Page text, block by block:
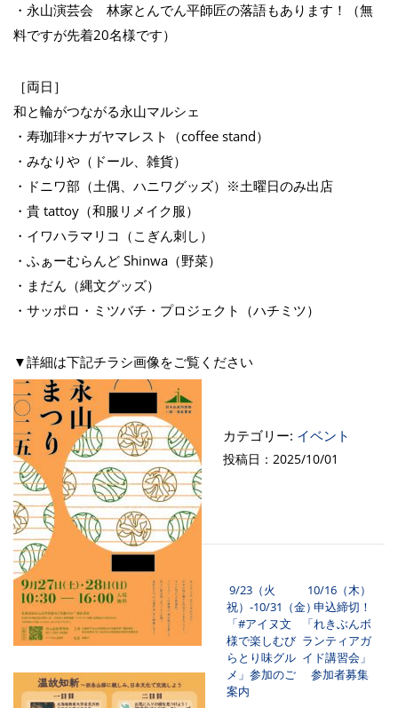
・永山演芸会 林家とんでん平師匠の落語もあります！（無
料ですが先着20名様です）
［両日］
和と輪がつながる永山マルシェ
・寿珈琲×ナガヤマレスト（coffee stand）
・みなりや（ドール、雑貨）
・ドニワ部（土偶、ハニワグッズ）※土曜日のみ出店
・貴 tattoy（和服リメイク服）
・イワハラマリコ（こぎん刺し）
・ふぁーむらんど Shinwa（野菜）
・まだん（縄文グッズ）
・サッポロ・ミツバチ・プロジェクト（ハチミツ）
▼詳細は下記チラシ画像をご覧ください
カテゴリー: イベント
投稿日：2025/10/01
投稿ナビゲーション
9/23（火
祝）-10/31（金）
「#アイヌ文
様で楽しむび
らとり味グル
メ」参加のご
案内
10/16（木）
申込締切！
「れきぶんボ
ランティアガ
イド講習会」
参加者募集